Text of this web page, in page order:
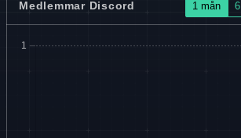
Medlemmar Discord 1 mån